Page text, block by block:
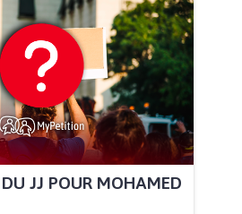
DU JJ POUR MOHAMED